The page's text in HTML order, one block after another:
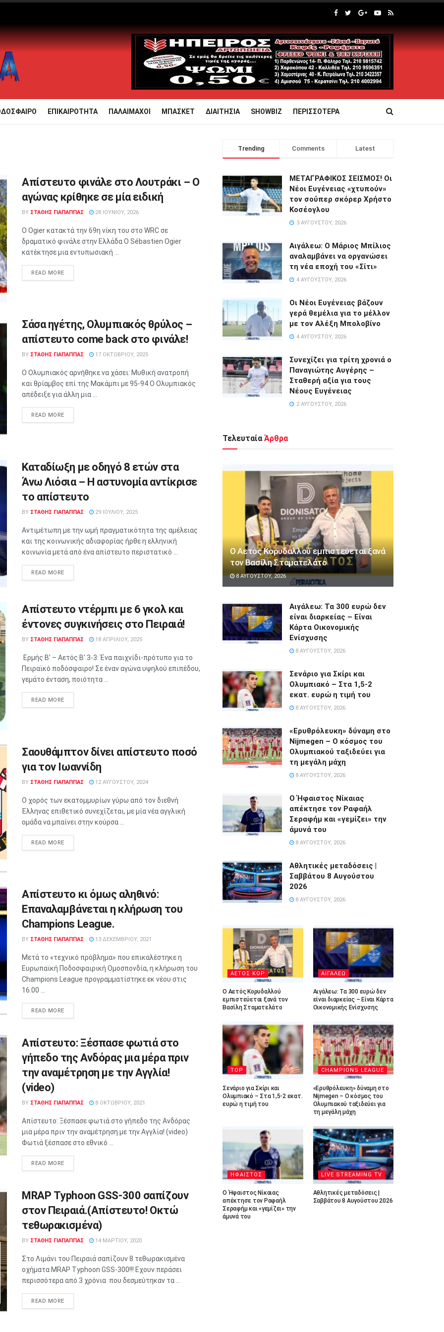
ΕΠΙΚΑΙΡΟΤΗΤΑ ΠΑΛΑΙΜΑΧΟΙ ΜΠΑΣΚΕΤ ΔΙΑΙΤΗΣΙΑ SHOWBIZ ΠΕΡΙΣΣΟΤΕΡΑ
Απίστευτο φινάλε στο Λουτράκι – Ο
αγώνας κρίθηκε σε μία ειδική
BY ΣΤΑΘΗΣ ΓΊΑΠΑΠΠΑΣ 28 ΙΟΥΝΊΟΥ, 2026
Ο Ogier κατακτά την 69η νίκη του στο WRC σε
δραματικό φινάλε στην Ελλάδα Ο Sébastien Ogier
κατέκτησε μια εντυπωσιακή ...
READ MORE
Σάσα ηγέτης, Ολυμπιακός θρύλος –
απίστευτο come back στο φινάλε!
BY ΣΤΑΘΗΣ ΓΊΑΠΑΠΠΑΣ 17 ΟΚΤΩΒΡΊΟΥ, 2025
Ο Ολυμπιακός αρνήθηκε να χάσει: Μυθική ανατροπή
και θρίαμβος επί της Μακάμπι με 95-94 Ο Ολυμπιακός
απέδειξε για άλλη μια ...
READ MORE
Καταδίωξη με οδηγό 8 ετών στα
Άνω Λιόσια – Η αστυνομία αντίκρισε
το απίστευτο
BY ΣΤΑΘΗΣ ΓΊΑΠΑΠΠΑΣ 29 ΙΟΥΛΊΟΥ, 2025
Αντιμέτωπη με την ωμή πραγματικότητα της αμέλειας
και της κοινωνικής αδιαφορίας ήρθε η ελληνική
κοινωνία μετά από ένα απίστευτο περιστατικό ...
READ MORE
Απίστευτο ντέρμπι με 6 γκολ και
έντονες συγκινήσεις στο Πειραιά!
BY ΣΤΑΘΗΣ ΓΊΑΠΑΠΠΑΣ 18 ΑΠΡΙΛΊΟΥ, 2025
Ερμής Β’ – Αετός Β’ 3-3: Ένα παιχνίδι-πρότυπο για το
Πειραϊκό ποδόσφαιρο! Σε έναν αγώνα υψηλού επιπέδου,
γεμάτο ένταση, ποιότητα ...
READ MORE
Σαουθάμπτον δίνει απίστευτο ποσό
για τον Ιωαννίδη
BY ΣΤΑΘΗΣ ΓΊΑΠΑΠΠΑΣ 12 ΑΥΓΟΎΣΤΟΥ, 2024
Ο χορός των εκατομμυρίων γύρω από τον διεθνή
Έλληνας επιθετικό συνεχίζεται, με μία νέα αγγλική
ομάδα να μπαίνει στην κούρσα ...
READ MORE
Απίστευτο κι όμως αληθινό:
Επαναλαμβάνεται η κλήρωση του
Champions League.
BY ΣΤΑΘΗΣ ΓΊΑΠΑΠΠΑΣ 13 ΔΕΚΕΜΒΡΊΟΥ, 2021
Μετά το «τεχνικό πρόβλημα» που επικαλέστηκε η
Ευρωπαϊκή Ποδοσφαιρική Ομοσπονδία, η κλήρωση του
Champions League προγραμματίστηκε εκ νέου στις
16:00 ...
READ MORE
Απίστευτο: Ξέσπασε φωτιά στο
γήπεδο της Ανδόρας μια μέρα πριν
την αναμέτρηση με την Αγγλία!
(video)
BY ΣΤΑΘΗΣ ΓΊΑΠΑΠΠΑΣ 8 ΟΚΤΩΒΡΊΟΥ, 2021
Απίστευτο: Ξέσπασε φωτιά στο γήπεδο της Ανδόρας
μια μέρα πριν την αναμέτρηση με την Αγγλία! (video)
Φωτιά ξέσπασε στο εθνικό ...
READ MORE
MRAP Τyphoon GSS-300 σαπίζουν
στον Πειραιά.(Απίστευτο! Οκτώ
τεθωρακισμένα)
BY ΣΤΑΘΗΣ ΓΊΑΠΑΠΠΑΣ 14 ΜΑΡΤΊΟΥ, 2020
Στο Λιμάνι του Πειραιά σαπίζουν 8 τεθωρακισμένα
οχήματα MRAP Τyphoon GSS-300!!! Εχουν περάσει
περισσότερα από 3 χρόνια που δεσμεύτηκαν τα ...
READ MORE
Trending Comments Latest
ΜΕΤΑΓΡΑΦΙΚΟΣ ΣΕΙΣΜΟΣ! Οι
Νέοι Ευγένειας «χτυπούν»
τον σούπερ σκόρερ Χρήστο
Κοσέογλου
3 ΑΥΓΟΎΣΤΟΥ, 2026
Αιγάλεω: Ο Μάριος Μπίλιος
αναλαμβάνει να οργανώσει
τη νέα εποχή του «Σίτι»
4 ΑΥΓΟΎΣΤΟΥ, 2026
Οι Νέοι Ευγένειας βάζουν
γερά θεμέλια για το μέλλον
με τον Αλέξη Μπολοβίνο
4 ΑΥΓΟΎΣΤΟΥ, 2026
Συνεχίζει για τρίτη χρονιά ο
Παναγιώτης Αυγέρης –
Σταθερή αξία για τους
Νέους Ευγένειας
2 ΑΥΓΟΎΣΤΟΥ, 2026
Τελευταία Άρθρα
Ο Αετός Κορυδαλλού εμπιστεύεται ξανά
τον Βασίλη Σταματελάτο
8 ΑΥΓΟΎΣΤΟΥ, 2026
Αιγάλεω: Τα 300 ευρώ δεν
είναι διαρκείας – Είναι
Κάρτα Οικονομικής
Ενίσχυσης
8 ΑΥΓΟΎΣΤΟΥ, 2026
Σενάριο για Σκίρι και
Ολυμπιακό – Στα 1,5-2
εκατ. ευρώ η τιμή του
8 ΑΥΓΟΎΣΤΟΥ, 2026
«Ερυθρόλευκη» δύναμη στο
Nijmegen – Ο κόσμος του
Ολυμπιακού ταξιδεύει για
τη μεγάλη μάχη
8 ΑΥΓΟΎΣΤΟΥ, 2026
Ο Ήφαιστος Νίκαιας
απέκτησε τον Ραφαήλ
Σεραφήμ και «γεμίζει» την
άμυνά του
8 ΑΥΓΟΎΣΤΟΥ, 2026
Αθλητικές μεταδόσεις |
Σαββάτου 8 Αυγούστου
2026
8 ΑΥΓΟΎΣΤΟΥ, 2026
ΑΕΤΟΣ ΚΟΡ
Ο Αετός Κορυδαλλού
εμπιστεύεται ξανά τον
Βασίλη Σταματελάτο
ΑΙΓΑΛΕΩ
Αιγάλεω: Τα 300 ευρώ δεν
είναι διαρκείας – Είναι Κάρτα
Οικονομικής Ενίσχυσης
TOP
Σενάριο για Σκίρι και
Ολυμπιακό – Στα 1,5-2 εκατ.
ευρώ η τιμή του
CHAMPIONS LEAGUE
«Ερυθρόλευκη» δύναμη στο
Nijmegen – Ο κόσμος του
Ολυμπιακού ταξιδεύει για
τη μεγάλη μάχη
ΗΦΑΙΣΤΟΣ
Ο Ήφαιστος Νίκαιας
απέκτησε τον Ραφαήλ
Σεραφήμ και «γεμίζει» την
άμυνά του
LIVE STREAMING TV
Αθλητικές μεταδόσεις |
Σαββάτου 8 Αυγούστου 2026